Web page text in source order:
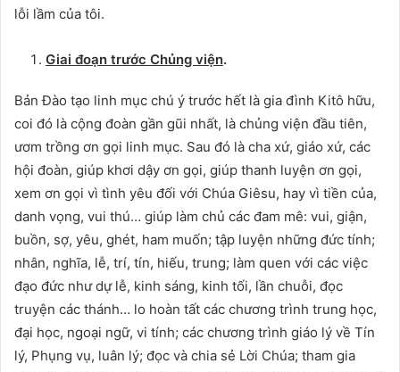
lỗi lầm của tôi.
Giai đoạn trước Chủng viện.
Bản Đào tạo linh mục chú ý trước hết là gia đình Kitô hữu,
coi đó là cộng đoàn gần gũi nhất, là chủng viện đầu tiên,
ươm trồng ơn gọi linh mục. Sau đó là cha xứ, giáo xứ, các
hội đoàn, giúp khơi dậy ơn gọi, giúp thanh luyện ơn gọi,
xem ơn gọi vì tình yêu đối với Chúa Giêsu, hay vì tiền của,
danh vọng, vui thú… giúp làm chủ các đam mê: vui, giận,
buồn, sợ, yêu, ghét, ham muốn; tập luyện những đức tính;
nhân, nghĩa, lễ, trí, tín, hiếu, trung; làm quen với các việc
đạo đức như dự lễ, kinh sáng, kinh tối, lần chuỗi, đọc
truyện các thánh… lo hoàn tất các chương trình trung học,
đại học, ngoại ngữ, vi tính; các chương trình giáo lý về Tín
lý, Phụng vụ, luân lý; đọc và chia sẻ Lời Chúa; tham gia